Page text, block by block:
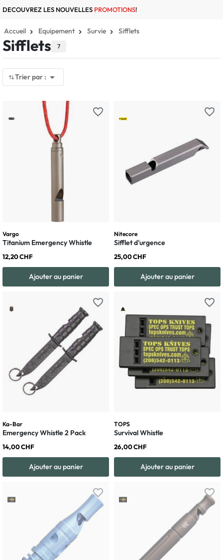
DECOUVREZ LES NOUVELLES PROMOTIONS!
Accueil Equipement Survie Sifflets
Sifflets 7
Trier par : 
favorite_border
Vargo
Titanium Emergency Whistle
12,20 CHF
Ajouter au panier
favorite_border
Nitecore
Sifflet d'urgence
25,00 CHF
Ajouter au panier
favorite_border
Ka-Bar
Emergency Whistle 2 Pack
14,00 CHF
Ajouter au panier
favorite_border
TOPS
Survival Whistle
26,00 CHF
Ajouter au panier
favorite_border favorite_border